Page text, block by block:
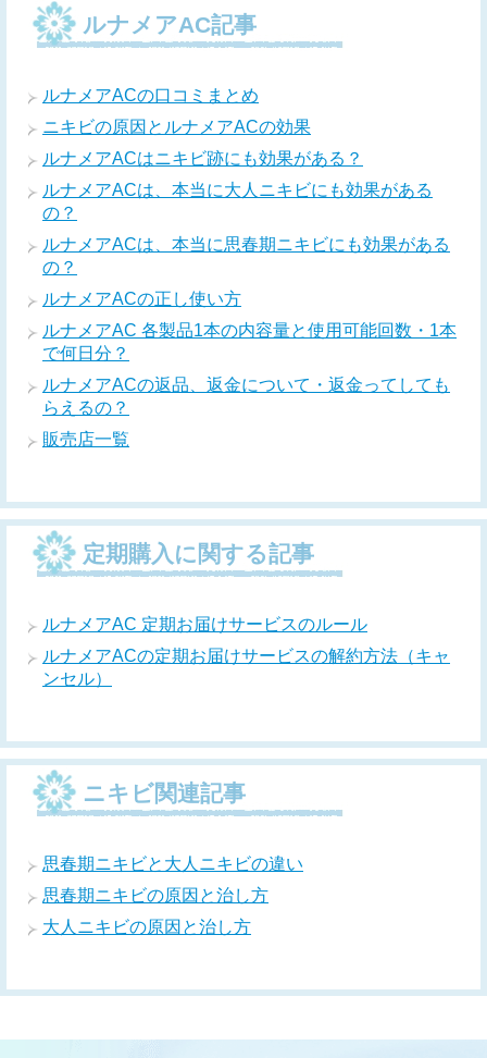
ルナメアAC記事
ルナメアACの口コミまとめ
ニキビの原因とルナメアACの効果
ルナメアACはニキビ跡にも効果がある？
ルナメアACは、本当に大人ニキビにも効果がある
の？
ルナメアACは、本当に思春期ニキビにも効果がある
の？
ルナメアACの正し使い方
ルナメアAC 各製品1本の内容量と使用可能回数・1本
で何日分？
ルナメアACの返品、返金について・返金ってしても
らえるの？
販売店一覧
定期購入に関する記事
ルナメアAC 定期お届けサービスのルール
ルナメアACの定期お届けサービスの解約方法（キャ
ンセル）
ニキビ関連記事
思春期ニキビと大人ニキビの違い
思春期ニキビの原因と治し方
大人ニキビの原因と治し方